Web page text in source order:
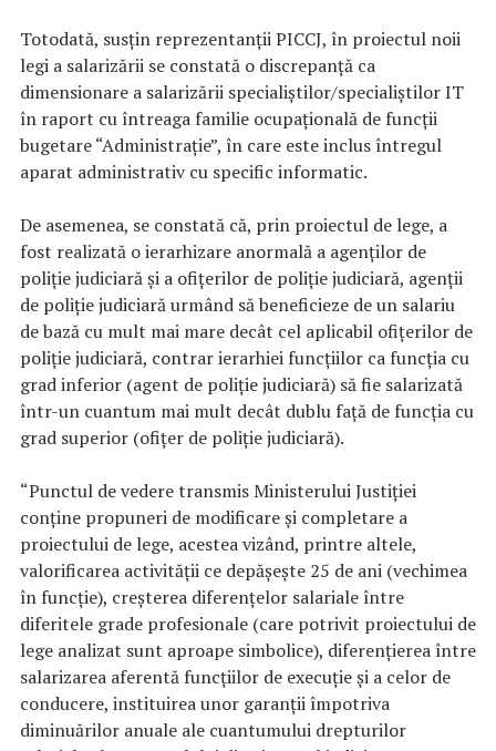
Totodată, susţin reprezentanţii PICCJ, în proiectul noii
legi a salarizării se constată o discrepanţă ca
dimensionare a salarizării specialiştilor/specialiştilor IT
în raport cu întreaga familie ocupaţională de funcţii
bugetare “Administraţie”, în care este inclus întregul
aparat administrativ cu specific informatic.
De asemenea, se constată că, prin proiectul de lege, a
fost realizată o ierarhizare anormală a agenţilor de
poliţie judiciară şi a ofiţerilor de poliţie judiciară, agenţii
de poliţie judiciară urmând să beneficieze de un salariu
de bază cu mult mai mare decât cel aplicabil ofiţerilor de
poliţie judiciară, contrar ierarhiei funcţiilor ca funcţia cu
grad inferior (agent de poliţie judiciară) să fie salarizată
într-un cuantum mai mult decât dublu faţă de funcţia cu
grad superior (ofiţer de poliţie judiciară).
“Punctul de vedere transmis Ministerului Justiţiei
conţine propuneri de modificare şi completare a
proiectului de lege, acestea vizând, printre altele,
valorificarea activităţii ce depăşeşte 25 de ani (vechimea
în funcţie), creşterea diferenţelor salariale între
diferitele grade profesionale (care potrivit proiectului de
lege analizat sunt aproape simbolice), diferenţierea între
salarizarea aferentă funcţiilor de execuţie şi a celor de
conducere, instituirea unor garanţii împotriva
diminuărilor anuale ale cuantumului drepturilor